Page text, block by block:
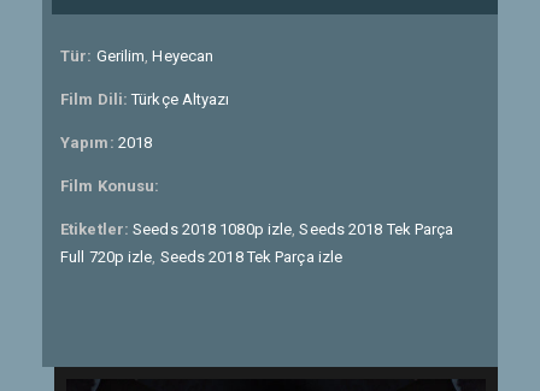
Tür: Gerilim,Heyecan
Film Dili:Türkçe Altyazı
Yapım: 2018
Film Konusu:
Etiketler:Seeds 2018 1080p izle,Seeds 2018 Tek Parça
Full 720p izle, Seeds 2018 Tek Parça izle